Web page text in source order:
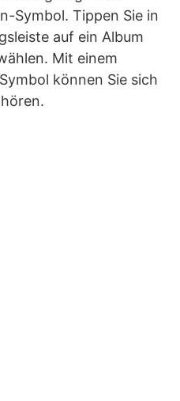
Symbol. Tippen Sie in
auf ein Album
Mit einem
können Sie sich